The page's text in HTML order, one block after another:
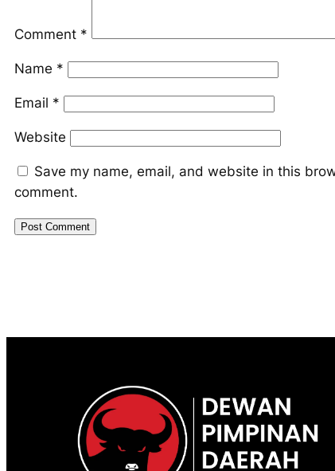
Comment *
Name *
Email *
Website
Save my name, email, and website in this
comment.